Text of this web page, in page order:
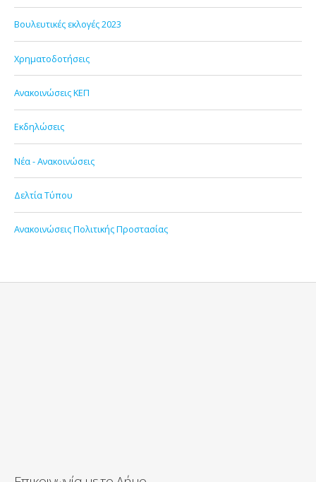
Βουλευτικές εκλογές 2023
Χρηματοδοτήσεις
Ανακοινώσεις ΚΕΠ
Εκδηλώσεις
Νέα - Ανακοινώσεις
Δελτία Τύπου
Ανακοινώσεις Πολιτικής Προστασίας